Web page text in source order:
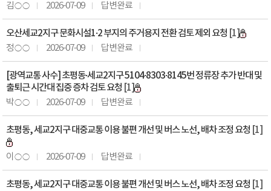
김○○ 2026-07-09 답변완료
오산세교2지구 문화시설1·2 부지의 주거용지 전환 검토 제외 요청 [1]
정○○ 2026-07-09 답변완료
[광역교통 사수] 초평동·세교2지구 5104·8303·8145번 정류장 추가 반대 및
출퇴근 시간대 집중 증차 검토 요청 [1]
박○○ 2026-07-09 답변완료
초평동, 세교2지구 대중교통 이용 불편 개선 및 버스 노선, 배차 조정 요청 [1]
이○○ 2026-07-09 답변완료
초평동, 세교2지구 대중교통 이용 불편 개선 및 버스 노선, 배차 조정 요청 [1]